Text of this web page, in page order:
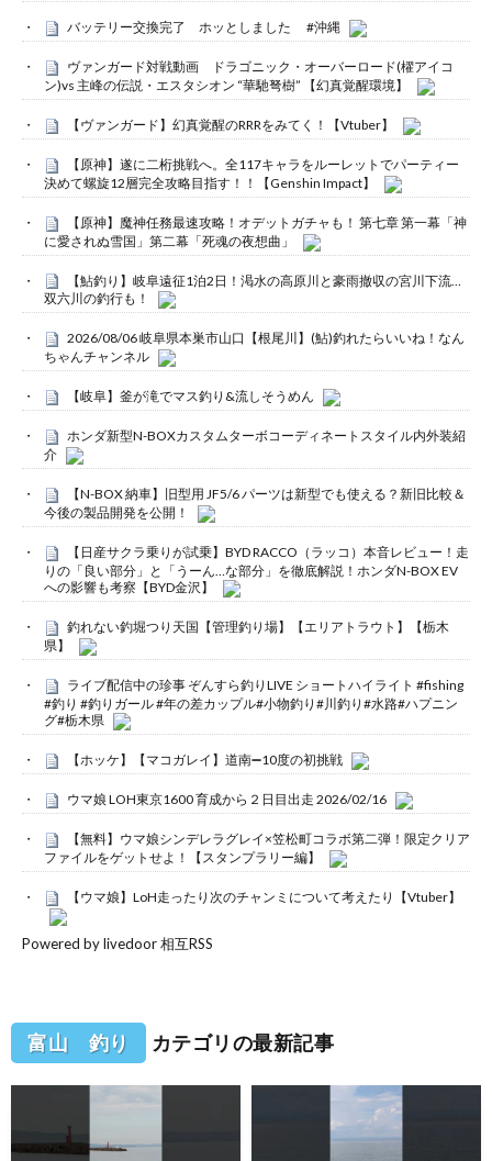
バッテリー交換完了 ホッとしました #沖縄
ヴァンガード対戦動画 ドラゴニック・オーバーロード(櫂アイコ
ン)vs 主峰の伝説・エスタシオン “華馳弩樹” 【幻真覚醒環境】
【ヴァンガード】幻真覚醒のRRRをみてく！【Vtuber】
【原神】遂に二桁挑戦へ。全117キャラをルーレットでパーティー
決めて螺旋12層完全攻略目指す！！【Genshin Impact】
【原神】魔神任務最速攻略！オデットガチャも！ 第七章 第一幕「神
に愛されぬ雪国」第二幕「死魂の夜想曲」
【鮎釣り】岐阜遠征1泊2日！渇水の高原川と豪雨撤収の宮川下流…
双六川の釣行も！
2026/08/06 岐阜県本巣市山口【根尾川】(鮎)釣れたらいいね！なん
ちゃんチャンネル
【岐阜】釜が滝でマス釣り&流しそうめん
ホンダ新型N-BOXカスタムターボコーディネートスタイル内外装紹
介
【N-BOX 納車】旧型用 JF5/6 パーツは新型でも使える？新旧比較＆
今後の製品開発を公開！
【日産サクラ乗りが試乗】BYD RACCO（ラッコ）本音レビュー！走
りの「良い部分」と「うーん…な部分」を徹底解説！ホンダN-BOX EV
への影響も考察【BYD金沢】
釣れない釣堀つり天国【管理釣り場】【エリアトラウト】【栃木
県】
ライブ配信中の珍事 ぞんすら釣りLIVE ショートハイライト #fishing
#釣り #釣りガール #年の差カップル#小物釣り#川釣り#水路#ハプニン
グ#栃木県
【ホッケ】【マコガレイ】道南➖10度の初挑戦
ウマ娘 LOH東京1600 育成から２日目出走 2026/02/16
【無料】ウマ娘シンデレラグレイ×笠松町コラボ第二弾！限定クリア
ファイルをゲットせよ！【スタンプラリー編】
【ウマ娘】LoH走ったり次のチャンミについて考えたり【Vtuber】
Powered by livedoor 相互RSS
富山 釣り カテゴリの最新記事